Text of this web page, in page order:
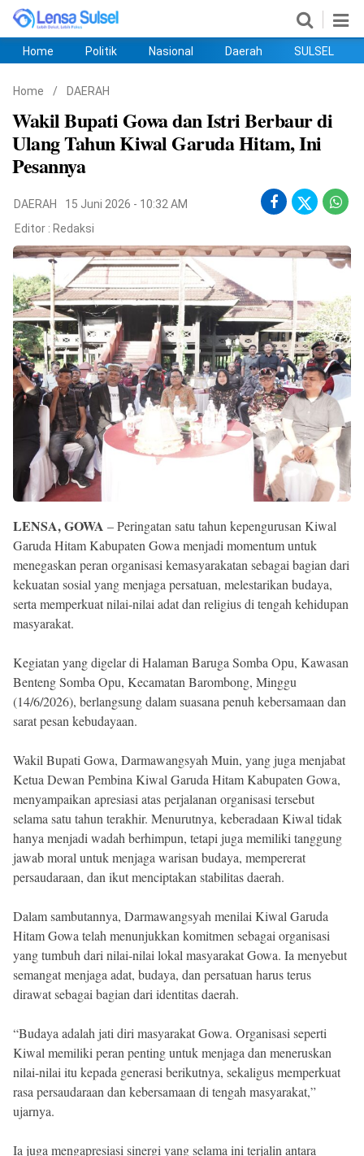
©
Copyright
2026
lensasulsel.com
.
All
Right
Reserved
Home Politik Nasional Daerah SULSEL
Home / DAERAH
Wakil Bupati Gowa dan Istri Berbaur di
Ulang Tahun Kiwal Garuda Hitam, Ini
Pesannya
DAERAH
15 Juni 2026 - 10:32 AM
Editor : Redaksi
LENSA, GOWA – Peringatan satu tahun kepengurusan Kiwal
Garuda Hitam Kabupaten Gowa menjadi momentum untuk
menegaskan peran organisasi kemasyarakatan sebagai bagian dari
kekuatan sosial yang menjaga persatuan, melestarikan budaya,
serta memperkuat nilai-nilai adat dan religius di tengah kehidupan
masyarakat.
Kegiatan yang digelar di Halaman Baruga Somba Opu, Kawasan
Benteng Somba Opu, Kecamatan Barombong, Minggu
(14/6/2026), berlangsung dalam suasana penuh kebersamaan dan
sarat pesan kebudayaan.
Wakil Bupati Gowa, Darmawangsyah Muin, yang juga menjabat
Ketua Dewan Pembina Kiwal Garuda Hitam Kabupaten Gowa,
menyampaikan apresiasi atas perjalanan organisasi tersebut
selama satu tahun terakhir. Menurutnya, keberadaan Kiwal tidak
hanya menjadi wadah berhimpun, tetapi juga memiliki tanggung
jawab moral untuk menjaga warisan budaya, mempererat
persaudaraan, dan ikut menciptakan stabilitas daerah.
Dalam sambutannya, Darmawangsyah menilai Kiwal Garuda
Hitam Gowa telah menunjukkan komitmen sebagai organisasi
yang tumbuh dari nilai-nilai lokal masyarakat Gowa. Ia menyebut
semangat menjaga adat, budaya, dan persatuan harus terus
dirawat sebagai bagian dari identitas daerah.
“Budaya adalah jati diri masyarakat Gowa. Organisasi seperti
Kiwal memiliki peran penting untuk menjaga dan meneruskan
nilai-nilai itu kepada generasi berikutnya, sekaligus memperkuat
rasa persaudaraan dan kebersamaan di tengah masyarakat,”
ujarnya.
Ia juga mengapresiasi sinergi yang selama ini terjalin antara